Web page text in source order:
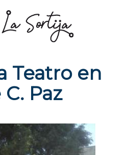
Teatro en
Paz